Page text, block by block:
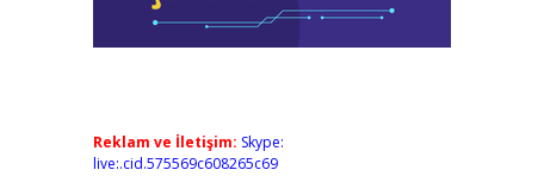
Reklam ve İletişim: Skype:
live:.cid.575569c608265c69